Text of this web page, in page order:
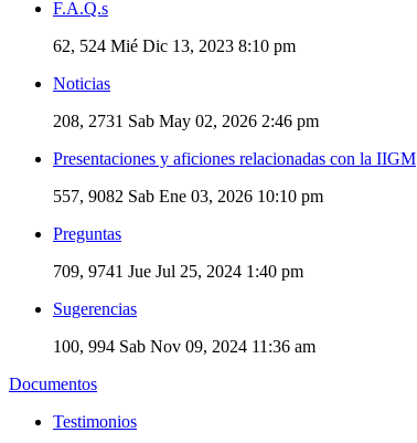
F.A.Q.s
62, 524 Mié Dic 13, 2023 8:10 pm
Noticias
208, 2731 Sab May 02, 2026 2:46 pm
Presentaciones y aficiones relacionadas con la IIGM
557, 9082 Sab Ene 03, 2026 10:10 pm
Preguntas
709, 9741 Jue Jul 25, 2024 1:40 pm
Sugerencias
100, 994 Sab Nov 09, 2024 11:36 am
Documentos
Testimonios